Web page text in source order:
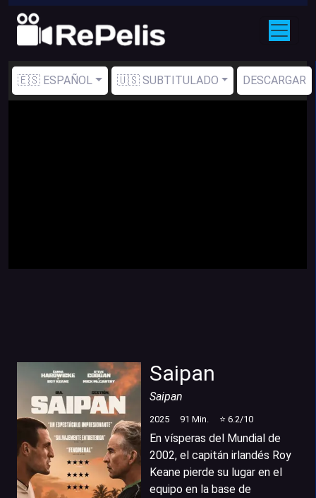
🇪🇸 ESPAÑOL 🇺🇸 SUBTITULADO DESCARGAR
Saipan
Saipan
2025 91 Min. ⭐ 6.2/10
En vísperas del Mundial de
2002, el capitán irlandés Roy
Keane pierde su lugar en el
equipo en la base de